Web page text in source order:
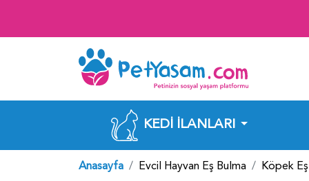
KEDI İLANLARI
Anasayfa Evcil Hayvan Eş Bulma Köpek